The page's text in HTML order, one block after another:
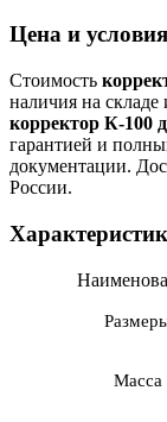
Цена и
Стоимость
наличия на
корректор К-100
гарантией и
документации.
России.
Масса